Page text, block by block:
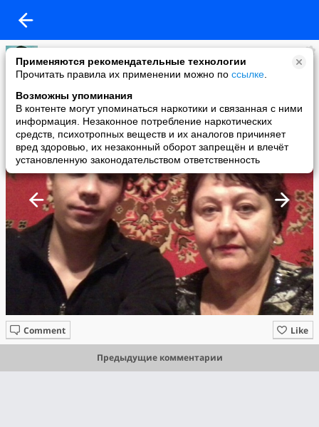
Применяются рекомендательные технологии
Прочитать правила их применении можно по ссылке
Возможны упоминания
В контенте могут упоминаться наркотики и связанная с ними
информация. Незаконное потребление наркотических
средств, психотропных веществ и их аналогов причиняет
вред здоровью, их незаконный оборот запрещён и влечёт
установленную законодательством ответственность
Кира
added a photo
16 Dec в 15:16
Like
Comment
Предыдущие комментарии